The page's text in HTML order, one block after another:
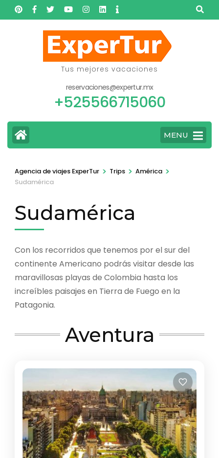
Saltar
al
Tus mejores vacaciones
reservaciones@expertur.mx
+525566715060
MENU
Agencia de viajes ExperTur > Trips > América >
Sudamérica
Sudamérica
Con los recorridos que tenemos por el sur del
continente Americano podrás visitar desde las
maravillosas playas de Colombia hasta los
increíbles paisajes en Tierra de Fuego en la
Patagonia.
Aventura